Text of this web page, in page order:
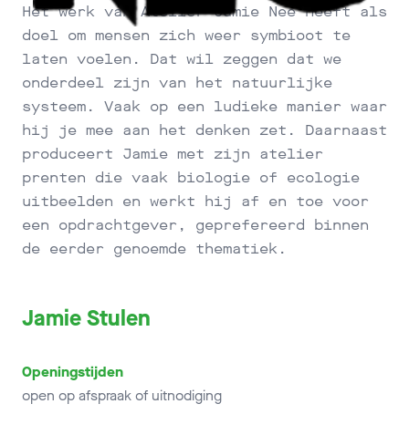
Het werk van Atelier Jamie Nee heeft als
doel om mensen zich weer symbioot te
laten voelen. Dat wil zeggen dat we
onderdeel zijn van het natuurlijke
systeem. Vaak op een ludieke manier waar
hij je mee aan het denken zet. Daarnaast
produceert Jamie met zijn atelier
prenten die vaak biologie of ecologie
uitbeelden en werkt hij af en toe voor
een opdrachtgever, geprefereerd binnen
de eerder genoemde thematiek.
Jamie Stulen
Openingstijden
open op afspraak of uitnodiging